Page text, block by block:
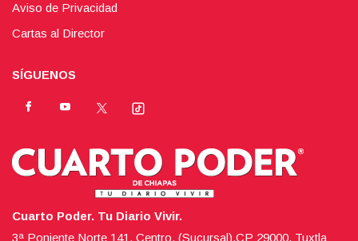
Aviso de Privacidad
Cartas al Director
SÍGUENOS
Cuarto Poder. Tu Diario Vivir.
3ª Poniente Norte 141, Centro, (Sucursal),CP 29000, Tuxtla